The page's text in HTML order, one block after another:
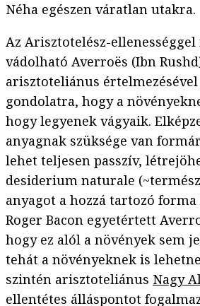
Néha egészen váratlan utakra.
Az Arisztotelész-ellenességgel
vádolható Averroës (Ibn
arisztoteliánus
gondolatra, hogy a
hogy legyenek vágyaik.
anyagnak szüksége van
lehet teljesen passzív,
desiderium naturale
anyagot a hozzá tartozó
Roger Bacon egyetértett
hogy ez alól a növények sem
tehát a növényeknek is
szintén arisztoteliánus Nagy
ellentétes álláspontot